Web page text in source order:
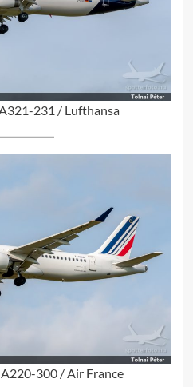
231 / Lufthansa
300 / Air France